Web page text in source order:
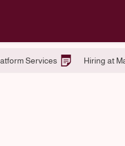
Applying for Tomke kido